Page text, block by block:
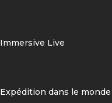
Immersive Live
Expédition dans le